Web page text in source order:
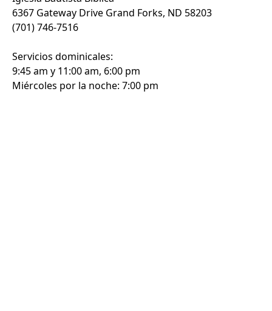
6367 Gateway Drive Grand Forks, ND 58203
(701) 746-7516
Servicios dominicales:
9:45 am y 11:00 am, 6:00 pm
Miércoles por la noche: 7:00 pm